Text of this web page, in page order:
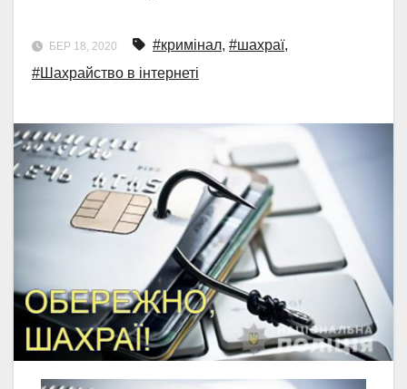
БЕР 18, 2020 #кримінал, #шахраї,
#Шахрайство в інтернеті